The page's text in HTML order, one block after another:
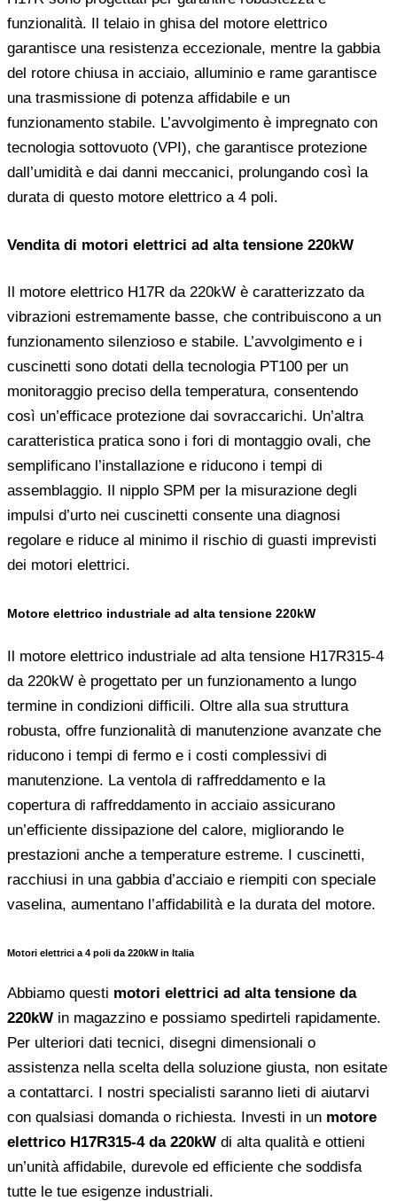
funzionalità. Il telaio in ghisa del motore elettrico
garantisce una resistenza eccezionale, mentre la gabbia
del rotore chiusa in acciaio, alluminio e rame garantisce
una trasmissione di potenza affidabile e un
funzionamento stabile. L’avvolgimento è impregnato con
tecnologia sottovuoto (VPI), che garantisce protezione
dall’umidità e dai danni meccanici, prolungando così la
durata di questo motore elettrico a 4 poli.
Vendita di motori elettrici ad alta tensione 220kW
Il motore elettrico H17R da 220kW è caratterizzato da
vibrazioni estremamente basse, che contribuiscono a un
funzionamento silenzioso e stabile. L’avvolgimento e i
cuscinetti sono dotati della tecnologia PT100 per un
monitoraggio preciso della temperatura, consentendo
così un’efficace protezione dai sovraccarichi. Un’altra
caratteristica pratica sono i fori di montaggio ovali, che
semplificano l’installazione e riducono i tempi di
assemblaggio. Il nipplo SPM per la misurazione degli
impulsi d’urto nei cuscinetti consente una diagnosi
regolare e riduce al minimo il rischio di guasti imprevisti
dei motori elettrici.
Motore elettrico industriale ad alta tensione 220kW
Il motore elettrico industriale ad alta tensione H17R315-4
da 220kW è progettato per un funzionamento a lungo
termine in condizioni difficili. Oltre alla sua struttura
robusta, offre funzionalità di manutenzione avanzate che
riducono i tempi di fermo e i costi complessivi di
manutenzione. La ventola di raffreddamento e la
copertura di raffreddamento in acciaio assicurano
un’efficiente dissipazione del calore, migliorando le
prestazioni anche a temperature estreme. I cuscinetti,
racchiusi in una gabbia d’acciaio e riempiti con speciale
vaselina, aumentano l’affidabilità e la durata del motore.
Motori elettrici a 4 poli da 220kW in Italia
Abbiamo questi motori elettrici ad alta tensione da
220kW in magazzino e possiamo spedirteli rapidamente.
Per ulteriori dati tecnici, disegni dimensionali o
assistenza nella scelta della soluzione giusta, non esitate
a contattarci. I nostri specialisti saranno lieti di aiutarvi
con qualsiasi domanda o richiesta. Investi in un motore
elettrico H17R315-4 da 220kW di alta qualità e ottieni
un’unità affidabile, durevole ed efficiente che soddisfa
tutte le tue esigenze industriali.